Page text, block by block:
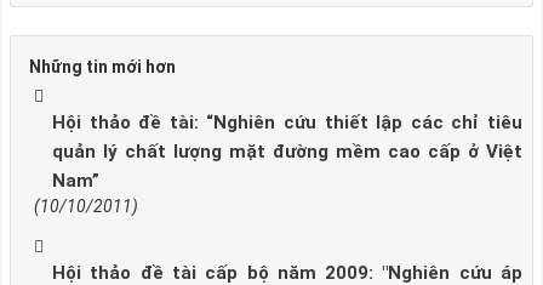
Những tin mới hơn
Hội thảo đề tài: “Nghiên cứu thiết lập các chỉ tiêu
quản lý chất lượng mặt đường mềm cao cấp ở Việt
Nam”
(10/10/2011)
Hội thảo đề tài cấp bộ năm 2009: "Nghiên cứu áp